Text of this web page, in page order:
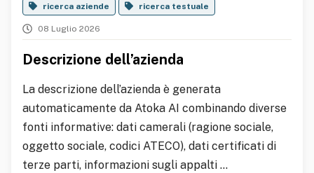
ricerca aziende ricerca testuale
08 Luglio 2026
Descrizione dell’azienda
La descrizione dell’azienda è generata
automaticamente da Atoka AI combinando diverse
fonti informative: dati camerali (ragione sociale,
oggetto sociale, codici ATECO), dati certificati di
terze parti, informazioni sugli appalti ...